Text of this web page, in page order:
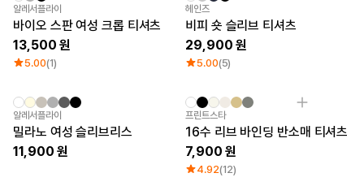
New
알레서플라이
바이오 스판 여성 크롭 티셔츠
13,500
5.00(1)
New
헤인즈
비피 숏 슬리브 티셔츠
29,900
5.00(5)
New
알레서플라이
밀라노 여성 슬리브리스
11,900
New
프린트스타
16수 리브 바인딩 반소매 티셔츠
7,900
4.92(12)
기본 티셔츠
다양한 색상
스웻셔츠 & 팬츠